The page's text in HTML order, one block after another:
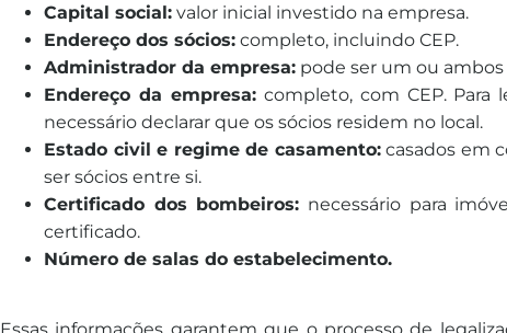
Capital social: valor inicial investido na empresa.
Endereço dos sócios: completo, incluindo CEP.
Administrador da empresa: pode ser um ou ambos
Endereço da empresa:completo, com CEP. Para
necessário declarar que os sócios residem no local.
Estado civil e regime de casamento:casados em
ser sócios entre si.
Certificado dos bombeiros: necessário para
certificado.
Número de salas do estabelecimento.